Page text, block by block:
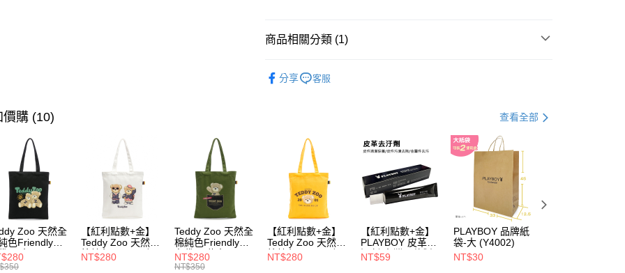
【繳款方式說明】
2.透過簡訊連結打開帳單後，可選擇「超商條碼／台灣大直營門市／銀行轉
用戶於交易時，得透過本服務購買商品或服務，並由商店將買賣／分期付
款買賣價金債權讓與本公司後，依約使用本公司帳單繳交帳款。
2.基於同意付款使用「大哥付你分期」之契約關係目的，商店將以您的個人
資料（包含姓名、電話或地址）提供予台灣大哥大進項蒐集、處理及利
用，由本公司與您本人進行分期帳單所需資料之確認、核對及更正。
3.完整用戶服務條款，請詳閱以下連結：
https://oppay.tw/userRule
每筆NT$100，滿NT$700(含以上)免運費
付款後萊爾富取貨
每筆NT$100，滿NT$700(含以上)免運費
7-11取貨付款
每筆NT$100，滿NT$900(含以上)免運費
付款後7-11取貨
每筆NT$100，滿NT$700(含以上)免運費
商品相關分類 (1)
分享
客服
價購 (10) 查看全部
Zoo 天然全
色Friendly帆
-黑色
【紅利點數+金】
Teddy Zoo 天然全
棉純色Friendly帆
布袋-白色
NT$280
Teddy Zoo 天然全
棉純色Friendly帆
布袋-軍綠色
(TZB107)
NT$280
NT$350
【紅利點數+金】
Teddy Zoo 天然全
棉純色Friendly帆
布袋-黃色
NT$280
【紅利點數+金】
PLAYBOY 皮革去
污劑(台灣哥倫製)-
(Y4003)
NT$59
PLAYBOY 品牌紙
袋-大 (Y4002)
NT$30